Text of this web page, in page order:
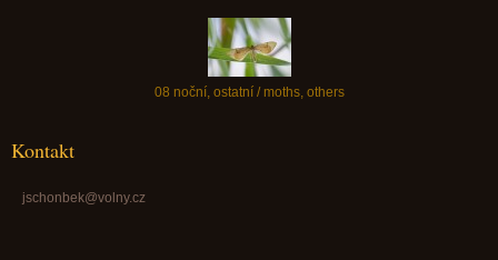
08 noční, ostatní / moths, others
Kontakt
jschonbek@volny.cz